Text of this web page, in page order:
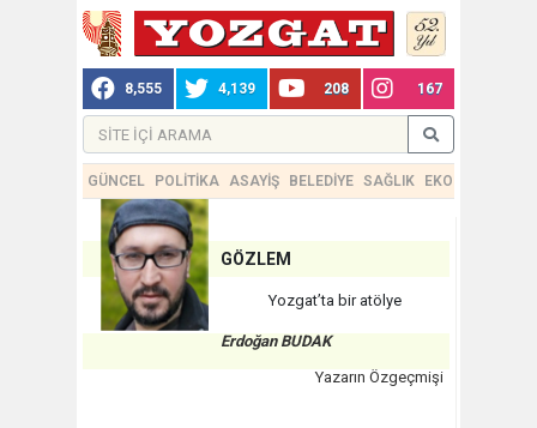
8,555 4,139 208 167
GÜNCEL POLİTİKA ASAYİŞ BELEDİYE SAĞLIK EKONOMİ
GÖZLEM
Yozgat’ta bir atölye
Erdoğan BUDAK
Yazarın Özgeçmişi